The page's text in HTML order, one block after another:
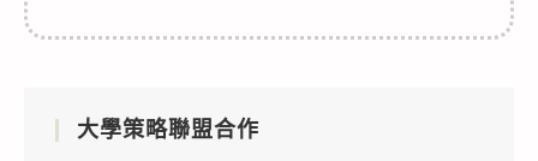
大學策略聯盟合作